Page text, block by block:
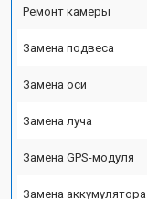
Ремонт камеры
Замена подвеса
Замена оси
Замена луча
Замена GPS-модуля
Замена аккумулятора